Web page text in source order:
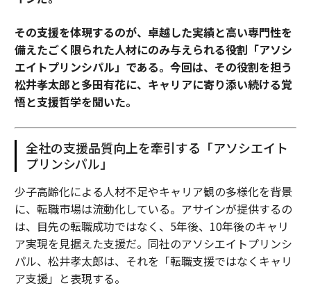
その支援を体現するのが、卓越した実績と高い専門性を
備えたごく限られた人材にのみ与えられる役割「アソシ
エイトプリンシパル」である。今回は、その役割を担う
松井孝太郎と多田有花に、キャリアに寄り添い続ける覚
悟と支援哲学を聞いた。
全社の支援品質向上を牽引する「アソシエイト
プリンシパル」
少子高齢化による人材不足やキャリア観の多様化を背景
に、転職市場は流動化している。アサインが提供するの
は、目先の転職成功ではなく、5年後、10年後のキャリ
ア実現を見据えた支援だ。同社のアソシエイトプリンシ
パル、松井孝太郎は、それを「転職支援ではなくキャリ
ア支援」と表現する。